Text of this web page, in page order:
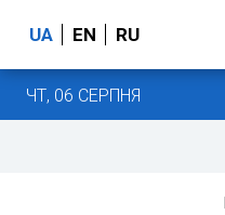
UA EN RU
ЧТ, 06 СЕРПНЯ